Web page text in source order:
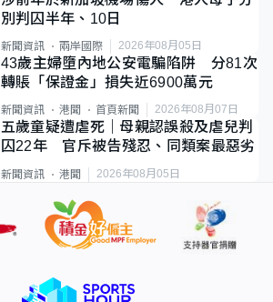
別判囚半年、10日
新聞資訊 兩岸國際 2026年08月05日
43歲主婦墮內地公安電騙陷阱 分81次
轉賬「保證金」損失近6900萬元
新聞資訊 港聞 首頁新聞 2026年08月07日
五歲童疑遭虐死｜母親認誤殺及虐兒判
囚22年 官斥被告殘忍、同類案最惡劣
新聞資訊 港聞 2026年08月05日